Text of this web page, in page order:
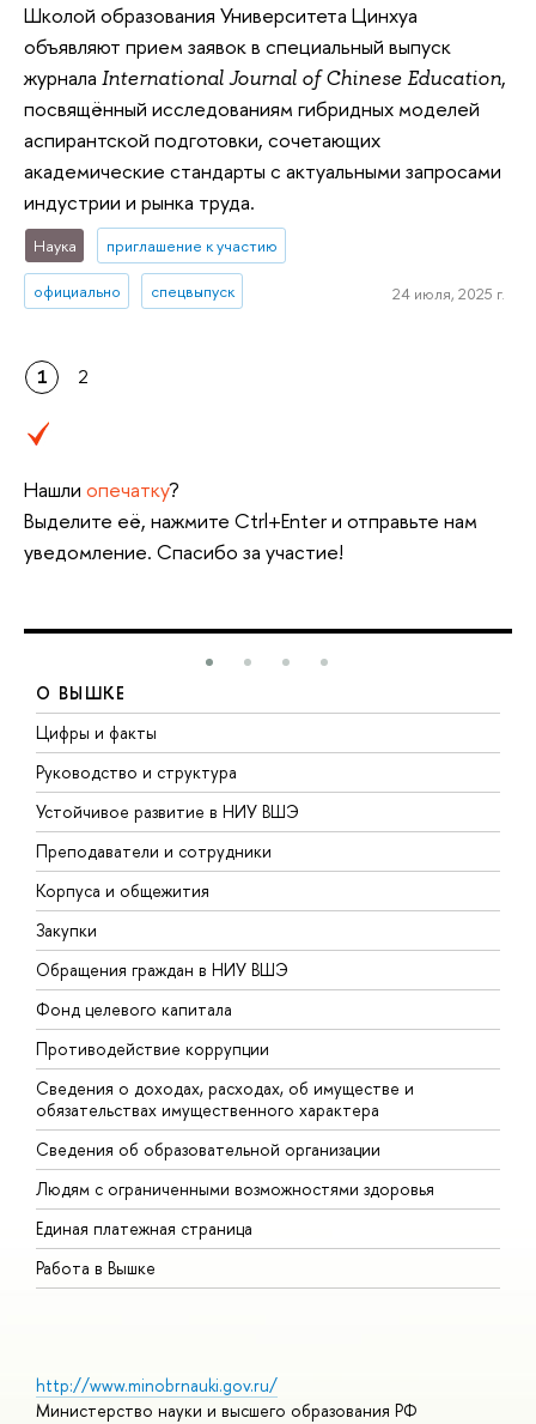
Школой образования Университета Цинхуа
объявляют прием заявок в специальный выпуск
журнала International Journal of Chinese Education,
посвящённый исследованиям гибридных моделей
аспирантской подготовки, сочетающих
академические стандарты с актуальными запросами
индустрии и рынка труда.
Наука приглашение к участию
официально спецвыпуск 24 июля, 2025 г.
1 2
Нашли опечатку?
Выделите её, нажмите Ctrl+Enter и отправьте нам
уведомление. Спасибо за участие!
О ВЫШКЕ
Цифры и факты
Руководство и структура
Устойчивое развитие в НИУ ВШЭ
Преподаватели и сотрудники
Корпуса и общежития
Закупки
Обращения граждан в НИУ ВШЭ
Фонд целевого капитала
Противодействие коррупции
Сведения о доходах, расходах, об имуществе и
обязательствах имущественного характера
Сведения об образовательной организации
Людям с ограниченными возможностями здоровья
Единая платежная страница
Работа в Вышке
http://www.minobrnauki.gov.ru/
Министерство науки и высшего образования РФ